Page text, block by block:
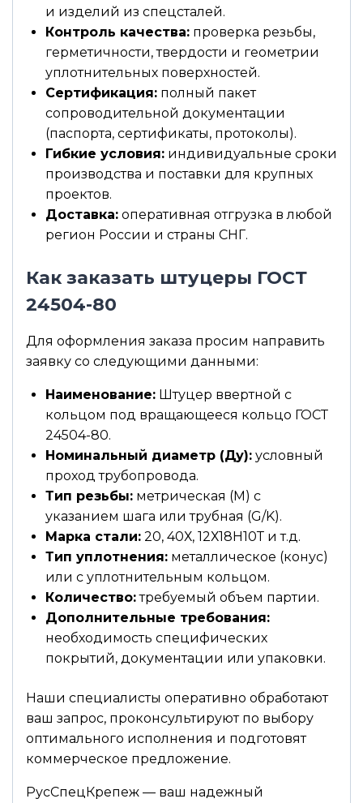
и изделий из спецсталей.
Контроль качества: проверка резьбы,
герметичности, твердости и геометрии
уплотнительных поверхностей.
Сертификация: полный пакет
сопроводительной документации
(паспорта, сертификаты, протоколы).
Гибкие условия: индивидуальные сроки
производства и поставки для крупных
проектов.
Доставка: оперативная отгрузка в любой
регион России и страны СНГ.
Как заказать штуцеры ГОСТ
24504-80
Для оформления заказа просим направить
заявку со следующими данными:
Наименование: Штуцер ввертной с
кольцом под вращающееся кольцо ГОСТ
24504-80.
Номинальный диаметр (Ду): условный
проход трубопровода.
Тип резьбы: метрическая (М) с
указанием шага или трубная (G/K).
Марка стали: 20, 40Х, 12Х18Н10Т и т.д.
Тип уплотнения: металлическое (конус)
или с уплотнительным кольцом.
Количество:требуемый объем партии.
Дополнительные требования:
необходимость специфических
покрытий, документации или упаковки.
Наши специалисты оперативно обработают
ваш запрос, проконсультируют по выбору
оптимального исполнения и подготовят
коммерческое предложение.
РусСпецКрепеж — ваш надежный